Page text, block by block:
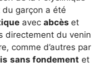
garçon a été
avec abcès et
directement du venin
comme d’autres par
sans fondement et